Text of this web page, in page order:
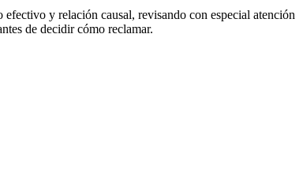
y relación causal, revisando con especial atención
de decidir cómo reclamar.